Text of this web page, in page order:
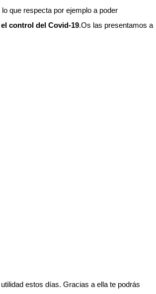
lo que respecta por ejemplo a poder
control del Covid-19.Os las presentamos a
estos días. Gracias a ella te podrás